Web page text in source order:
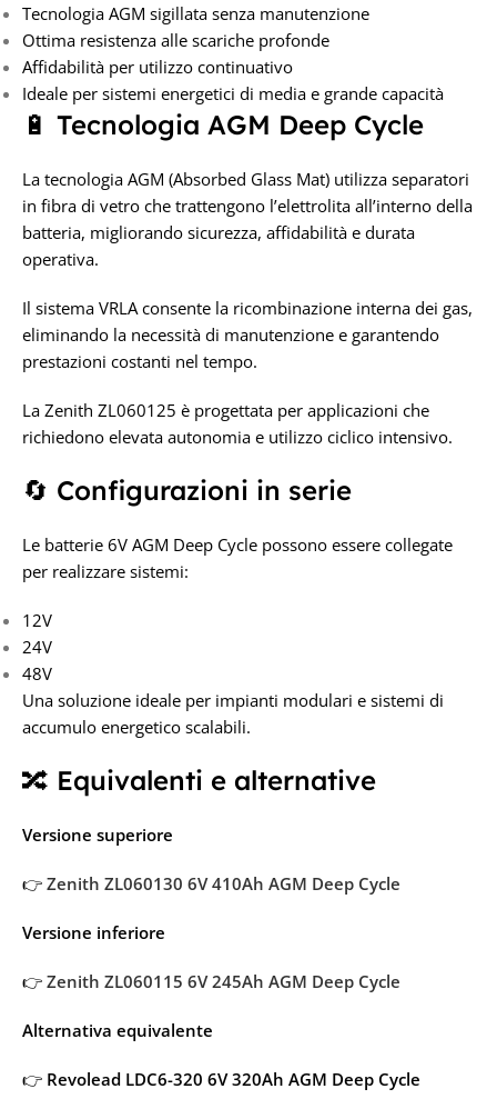
Tecnologia AGM sigillata senza manutenzione
Ottima resistenza alle scariche profonde
Affidabilità per utilizzo continuativo
Ideale per sistemi energetici di media e grande capacità
🔋 Tecnologia AGM Deep Cycle
La tecnologia AGM (Absorbed Glass Mat) utilizza separatori
in fibra di vetro che trattengono l’elettrolita all’interno della
batteria, migliorando sicurezza, affidabilità e durata
operativa.
Il sistema VRLA consente la ricombinazione interna dei gas,
eliminando la necessità di manutenzione e garantendo
prestazioni costanti nel tempo.
La Zenith ZL060125 è progettata per applicazioni che
richiedono elevata autonomia e utilizzo ciclico intensivo.
🔄 Configurazioni in serie
Le batterie 6V AGM Deep Cycle possono essere collegate
per realizzare sistemi:
12V
24V
48V
Una soluzione ideale per impianti modulari e sistemi di
accumulo energetico scalabili.
🔀 Equivalenti e alternative
Versione superiore
👉 Zenith ZL060130 6V 410Ah AGM Deep Cycle
Versione inferiore
👉 Zenith ZL060115 6V 245Ah AGM Deep Cycle
Alternativa equivalente
👉 Revolead LDC6-320 6V 320Ah AGM Deep Cycle